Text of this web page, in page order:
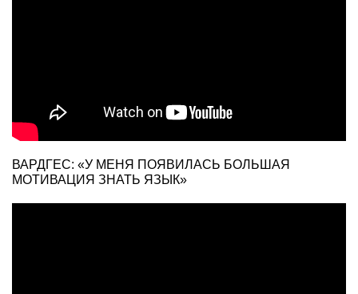
ВАРДГЕС: «У МЕНЯ ПОЯВИЛАСЬ БОЛЬШАЯ
МОТИВАЦИЯ ЗНАТЬ ЯЗЫК»